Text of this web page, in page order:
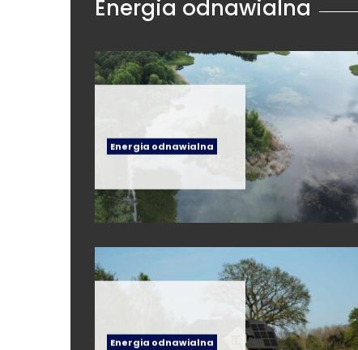
Energia odnawialna
Energia odnawialna
Energia odnawialna